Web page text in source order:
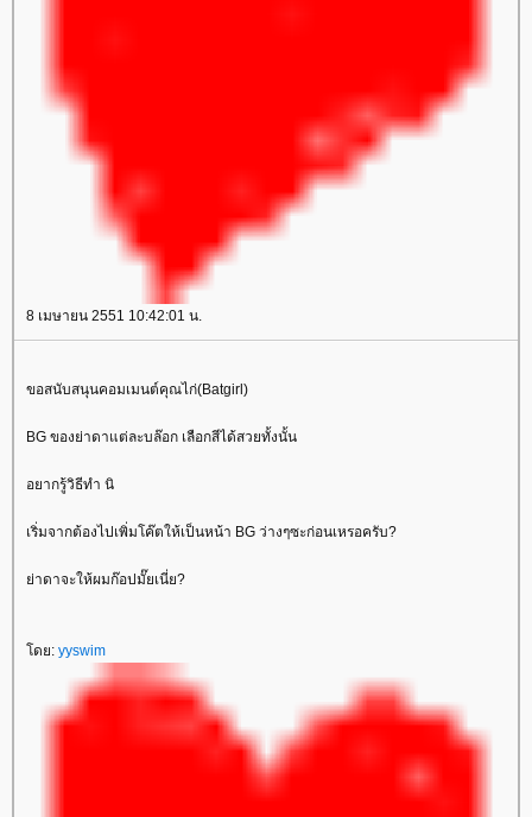
8 เมษายน 2551 10:42:01 น.
ขอสนับสนุนคอมเมนต์คุณไก่(Batgirl)
BG ของย่าดาแต่ละบล๊อก เลือกสีได้สวยทั้งนั้น
อยากรู้วิธีทำ นิ
เริ่มจากต้องไปเพิ่มโค๊ตให้เป็นหน้า BG ว่างๆซะก่อนเหรอครับ?
่าดาจะให้ผมก๊อปมั๊ยเนี่ย?
ดย: yyswim